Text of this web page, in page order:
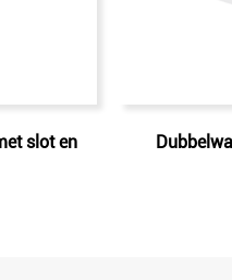
slot en